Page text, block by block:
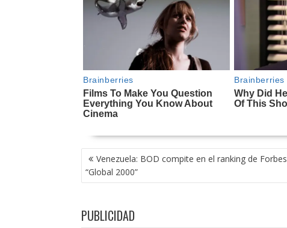
NAVEGACIÓN
DE
ENTRADAS
Venezuela: BOD compite en el ranking de Forbes
“Global 2000”
PUBLICIDAD